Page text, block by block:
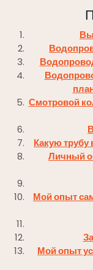
Смотровой
Какую
Личный
Мой опыт
Мой опыт